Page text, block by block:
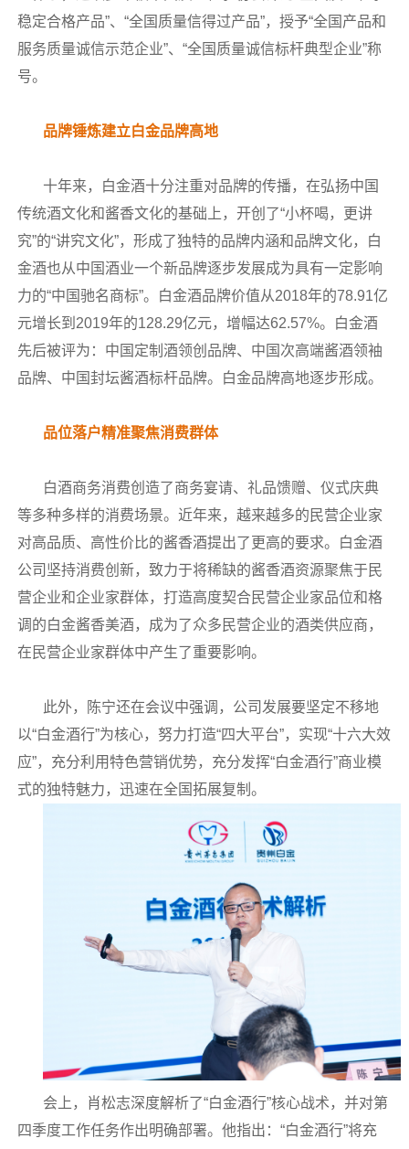
稳定合格产品”、“全国质量信得过产品”，授予“全国产品和
服务质量诚信示范企业”、“全国质量诚信标杆典型企业”称
号。
品牌锤炼建立白金品牌高地
十年来，白金酒十分注重对品牌的传播，在弘扬中国
传统酒文化和酱香文化的基础上，开创了“小杯喝，更讲
究”的“讲究文化”，形成了独特的品牌内涵和品牌文化，白
金酒也从中国酒业一个新品牌逐步发展成为具有一定影响
力的“中国驰名商标”。白金酒品牌价值从2018年的78.91亿
元增长到2019年的128.29亿元，增幅达62.57%。白金酒
先后被评为：中国定制酒领创品牌、中国次高端酱酒领袖
品牌、中国封坛酱酒标杆品牌。白金品牌高地逐步形成。
品位落户精准聚焦消费群体
白酒商务消费创造了商务宴请、礼品馈赠、仪式庆典
等多种多样的消费场景。近年来，越来越多的民营企业家
对高品质、高性价比的酱香酒提出了更高的要求。白金酒
公司坚持消费创新，致力于将稀缺的酱香酒资源聚焦于民
营企业和企业家群体，打造高度契合民营企业家品位和格
调的白金酱香美酒，成为了众多民营企业的酒类供应商，
在民营企业家群体中产生了重要影响。
此外，陈宁还在会议中强调，公司发展要坚定不移地
以“白金酒行”为核心，努力打造“四大平台”，实现“十六大效
应”，充分利用特色营销优势，充分发挥“白金酒行”商业模
式的独特魅力，迅速在全国拓展复制。
会上，肖松志深度解析了“白金酒行”核心战术，并对第
四季度工作任务作出明确部署。他指出：“白金酒行”将充